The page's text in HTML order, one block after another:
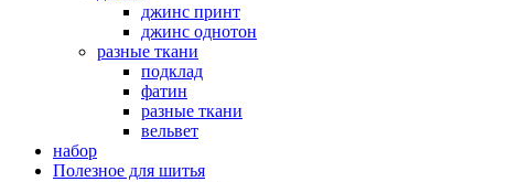
джинс принт
джинс однотон
разные ткани
подклад
фатин
разные ткани
вельвет
набор
Полезное для шитья